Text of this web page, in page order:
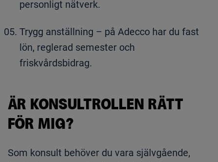
personligt nätverk.
Trygg anställning – på Adecco har du fast
lön, reglerad semester och
friskvårdsbidrag.
ÄR KONSULTROLLEN RÄTT
FÖR MIG?
Som konsult behöver du vara självgående,